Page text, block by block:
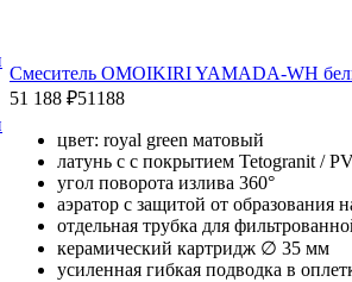
Смеситель OMOIKIRI YAMADA-WH
51 188 ₽51188
цвет: royal green матовый
латунь с с покрытием Tetogranit /
угол поворота излива 360°
аэратор с защитой от образования
отдельная трубка для
керамический картридж ∅ 35 мм
усиленная гибкая подводка в